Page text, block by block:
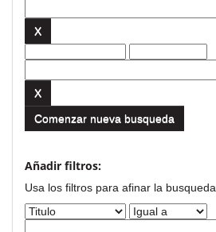
Comenzar nueva busqueda
Añadir filtros:
Usa los filtros para afinar la busqueda.